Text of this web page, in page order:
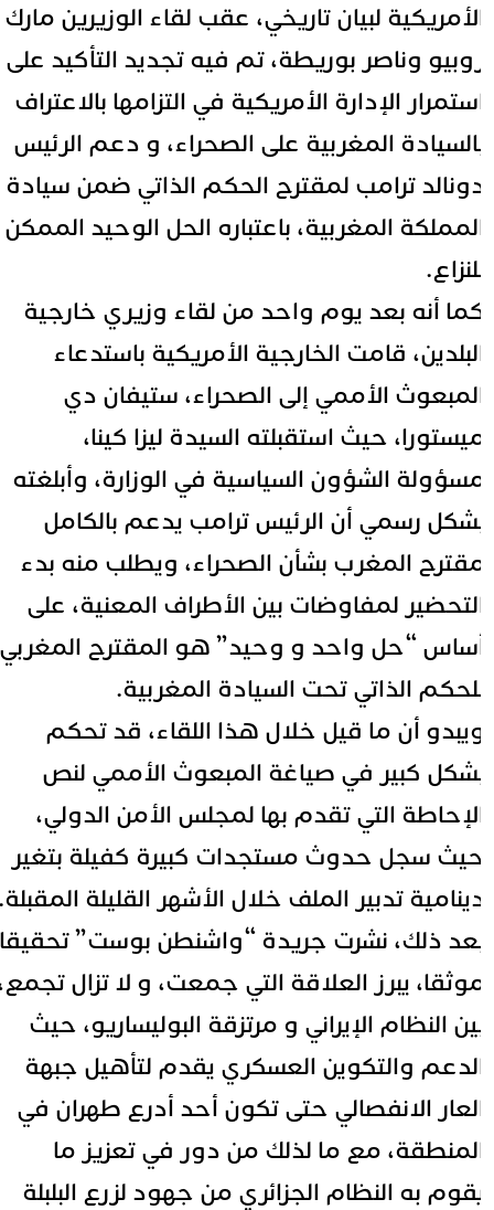
لبيان تاريخي، عقب لقاء الوزيرين مارك
وناصر بوريطة، تم فيه تجديد التأكيد على
الإدارة الأمريكية في التزامها بالاعتراف
المغربية على الصحراء، و دعم الرئيس
ترامب لمقترح الحكم الذاتي ضمن سيادة
المغربية، باعتباره الحل الوحيد الممكن
أنه بعد يوم واحد من لقاء وزيري خارجية
قامت الخارجية الأمريكية باستدعاء
الأممي إلى الصحراء، ستيفان دي
حيث استقبلته السيدة ليزا كينا،
الشؤون السياسية في الوزارة، وأبلغته
رسمي أن الرئيس ترامب يدعم بالكامل
المغرب بشأن الصحراء، ويطلب منه بدء
لمفاوضات بين الأطراف المعنية، على
“حل واحد و وحيد” هو المقترح المغربي
الذاتي تحت السيادة المغربية.
أن ما قيل خلال هذا اللقاء، قد تحكم
كبير في صياغة المبعوث الأممي لنص
التي تقدم بها لمجلس الأمن الدولي،
سجل حدوث مستجدات كبيرة كفيلة بتغير
تدبير الملف خلال الأشهر القليلة المقبلة.
ذلك، نشرت جريدة “واشنطن بوست” تحقيقا
يبرز العلاقة التي جمعت، و لا تزال تجمع،
النظام الإيراني و مرتزقة البوليساريو، حيث
والتكوين العسكري يقدم لتأهيل جبهة
الانفصالي حتى تكون أحد أدرع طهران في
مع ما لذلك من دور في تعزيز ما
به النظام الجزائري من جهود لزرع البلبلة